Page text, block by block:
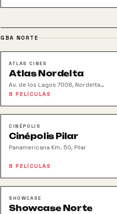
GBA NORTE
ATLAS CINES
Atlas Nordelta
Av. de los Lagos 7008, Nordelta
Centro Comercial
8 PELÍCULAS
CINÉPOLIS
Cinépolis Pilar
Panamericana Km. 50, Pilar
8 PELÍCULAS
SHOWCASE
Showcase Norte